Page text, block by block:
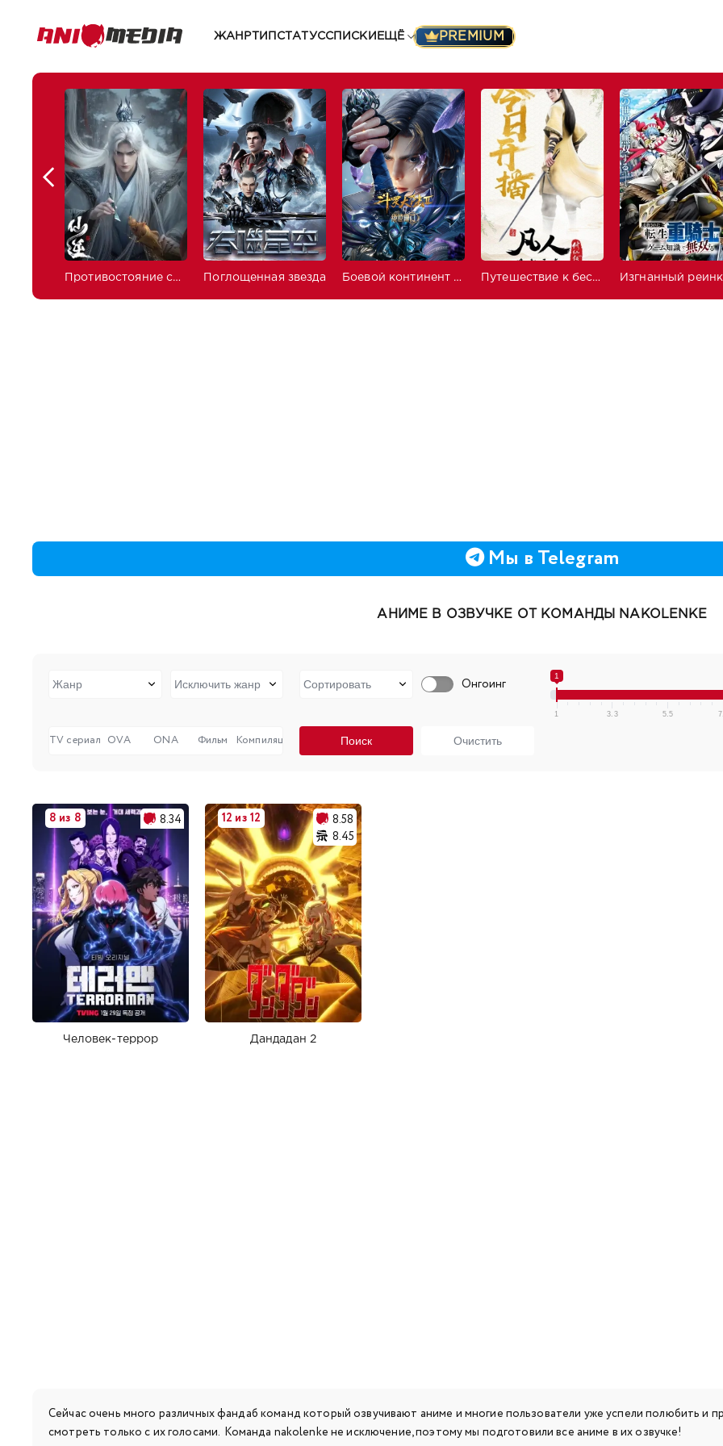
ЖАНРТИП СТАТУССПИСКИ ЕЩЁ PREMIUM
Противостояние святого Поглощенная звезда Боевой континент 2: Непревзойдённый клан Тан Путешествие к бессмертию
Мы в Telegram
АНИМЕ В ОЗВУЧКЕ ОТ КОМАНДЫ NAKOLENKE
Онгоинг
1
1 3.3 5.5
TV сериал OVA ONA Фильм Компиляция
Человек-террор
8 из 8 8.34
Дандадан 2
12 из 12
8.58
8.45
Сейчас очень много различных фандаб команд который озвучивают аниме и многие пользователи уже успели полюбить и
смотреть только с их голосами. Команда nakolenke не исключение, поэтому мы подготовили все аниме в их озвучке!